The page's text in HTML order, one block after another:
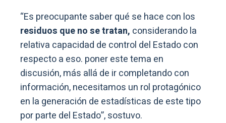
“Es preocupante saber qué se hace con los
residuos que no se tratan, considerando la
relativa capacidad de control del Estado con
respecto a eso. poner este tema en
discusión, más allá de ir completando con
información, necesitamos un rol protagónico
en la generación de estadísticas de este tipo
por parte del Estado”, sostuvo.